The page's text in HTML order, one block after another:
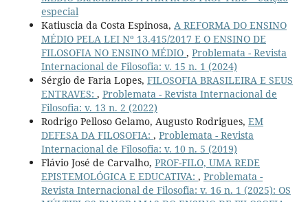
especial
Katiuscia da Costa Espinosa, A REFORMA DO ENSINO
MÉDIO PELA LEI Nº 13.415/2017 E O ENSINO DE
FILOSOFIA NO ENSINO MÉDIO , Problemata - Revista
Internacional de Filosofia: v. 15 n. 1 (2024)
Sérgio de Faria Lopes, FILOSOFIA BRASILEIRA E SEUS
ENTRAVES: , Problemata - Revista Internacional de
Filosofia: v. 13 n. 2 (2022)
Rodrigo Pelloso Gelamo, Augusto Rodrigues, EM
DEFESA DA FILOSOFIA: , Problemata - Revista
Internacional de Filosofia: v. 10 n. 5 (2019)
Flávio José de Carvalho, PROF-FILO, UMA REDE
EPISTEMOLÓGICA E EDUCATIVA: , Problemata -
Revista Internacional de Filosofia: v. 16 n. 1 (2025): OS